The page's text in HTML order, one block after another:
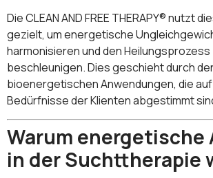
Die CLEAN AND FREE THERAPY® nutzt
gezielt, um energetische
harmonisieren und den Heilungsprozess
beschleunigen. Dies geschieht durch
bioenergetischen Anwendungen, die auf
Bedürfnisse der Klienten abgestimmt
Warum energetische
in der Suchttherapie